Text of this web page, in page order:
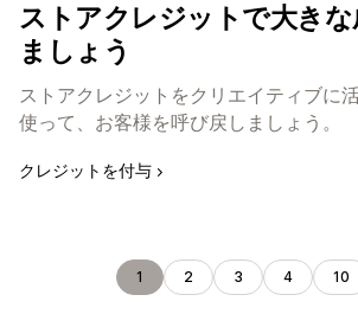
ストアクレジットで大き
ましょう
ストアクレジットをクリエイティブに
使って、お客様を呼び戻しましょう。
クレジットを付与
1 2 3 4 10